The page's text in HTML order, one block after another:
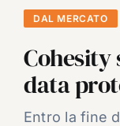
DAL MERCATO
CARRIERE
VIDEO
EVENTI
DAL MERCATO
Cohesity
data
Entro la fine